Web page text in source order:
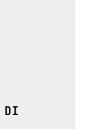
DI